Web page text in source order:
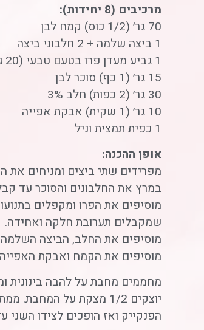
מרכיבים (8 יחידות):
70 גר׳ (1/2 כוס) קמח לבן
1 ביצה שלמה + 2 חלבוני ביצה
1 גביע מעדן פרו בטעם טבעי (20 גר׳ חלבון)
15 גר׳ (1 כף) סוכר לבן
30 גר׳ (2 כפות) חלב 3%
10 גר׳ (1 שקית) אבקת אפייה
1 כפית תמצית וניל
אופן ההכנה:
מפרידים שתי ביצים ומניחים את
במרץ את החלבונים והסוכר עד
מוסיפים את הפרו ומקפלים
שמקבלים תערובת חלקה ואחידה.
מוסיפים את החלב, הביצה השלמה
מוסיפים את הקמח ואבקת
מחממים מחבת על להבה בינונית
יוצקים 1/2 מצקת על
הפנקייק ואז הופכים לצידו